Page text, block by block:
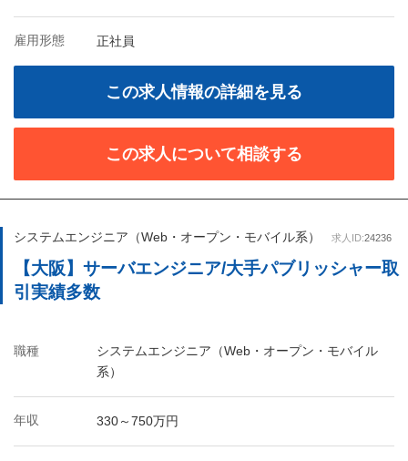
雇用形態 正社員
この求人情報の詳細を見る
この求人について相談する
システムエンジニア（Web・オープン・モバイル系） 求人ID:24236
【大阪】サーバエンジニア/大手パブリッシャー取
引実績多数
職種
システムエンジニア（Web・オープン・モバイル
系）
年収 330～750万円